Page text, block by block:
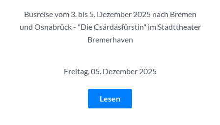
Busreise vom 3. bis 5. Dezember 2025 nach Bremen
und Osnabrück - "Die Csárdásfürstin" im Stadttheater
Bremerhaven
Freitag, 05. Dezember 2025
Lesen